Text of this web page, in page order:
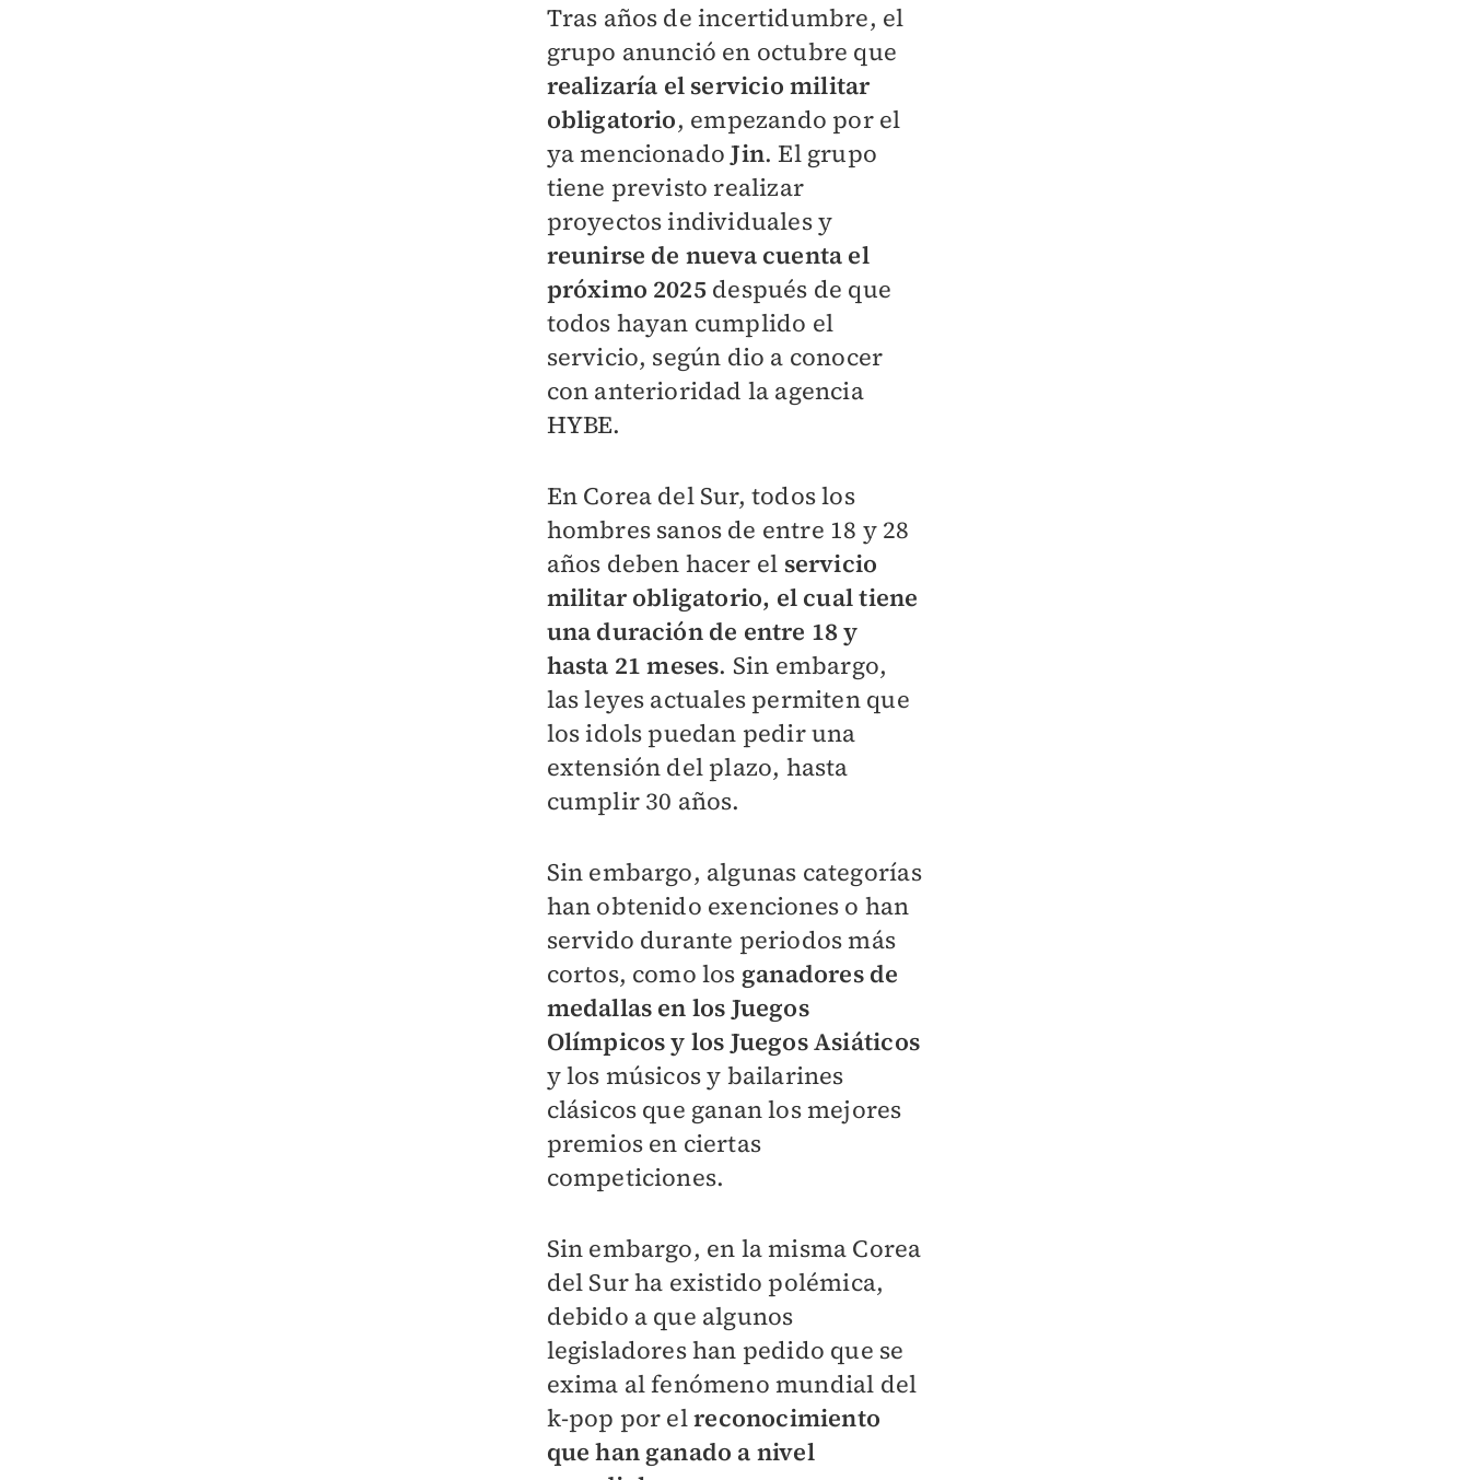
Tras años de incertidumbre, el
grupo anunció en octubre que
realizaría el servicio militar
obligatorio, empezando por el
ya mencionadoJin. El grupo
tiene previsto realizar
proyectos individuales y
reunirse de nueva cuenta el
próximo 2025 después de que
todos hayan cumplido el
servicio, según dio a conocer
con anterioridad la agencia
HYBE.
En Corea del Sur, todos los
hombres sanos de entre 18 y 28
años deben hacer el servicio
militar obligatorio, el cual tiene
una duración de entre 18 y
hasta 21 meses. Sin embargo,
las leyes actuales permiten que
los idols puedan pedir una
extensión del plazo, hasta
cumplir 30 años.
Sin embargo, algunas categorías
han obtenido exenciones o han
servido durante periodos más
cortos, como los ganadores de
medallas en los Juegos
Olímpicos y los Juegos Asiáticos
y los músicos y bailarines
clásicos que ganan los mejores
premios en ciertas
competiciones.
Sin embargo, en la misma Corea
del Sur ha existido polémica,
debido a que algunos
legisladores han pedido que se
exima al fenómeno mundial del
k-pop por elreconocimiento
que han ganado a nivel